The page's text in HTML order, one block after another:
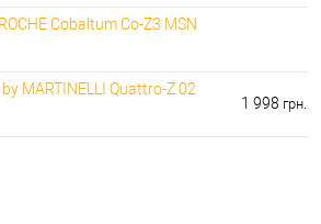
Cobaltum Co-Z3 MSN
MARTINELLI Quattro-Z 02
1 998 грн.